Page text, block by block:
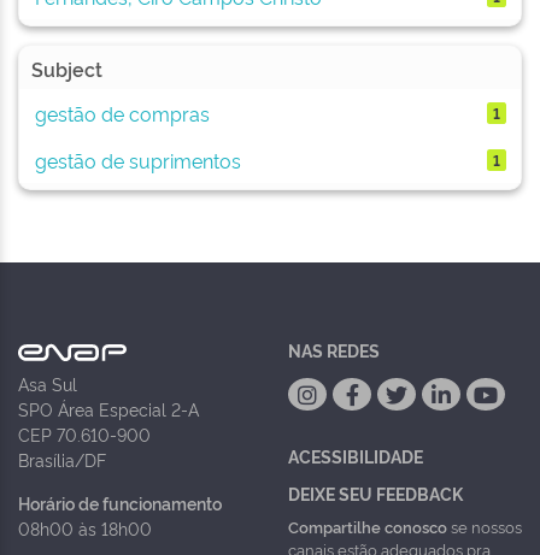
Subject
gestão de compras
1
gestão de suprimentos 1
Asa Sul
SPO Área Especial 2-A
CEP 70.610-900
Brasília/DF
Horário de funcionamento
08h00 às 18h00
NAS REDES
ACESSIBILIDADE
DEIXE SEU FEEDBACK
Compartilhe conoscose nossos
canais estão adequados pra